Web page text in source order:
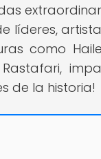
líderes,
como
de la historia!